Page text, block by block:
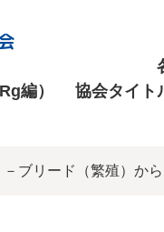
編）
協会タイト
－ブリード（繁殖）か